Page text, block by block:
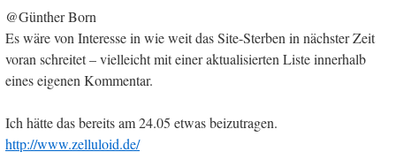
@Günther Born
Es wäre von Interesse in wie weit das Site-Sterben in nächster Zeit
voran schreitet – vielleicht mit einer aktualisierten Liste innerhalb
eines eigenen Kommentar.
Ich hätte das bereits am 24.05 etwas beizutragen.
http://www.zelluloid.de/